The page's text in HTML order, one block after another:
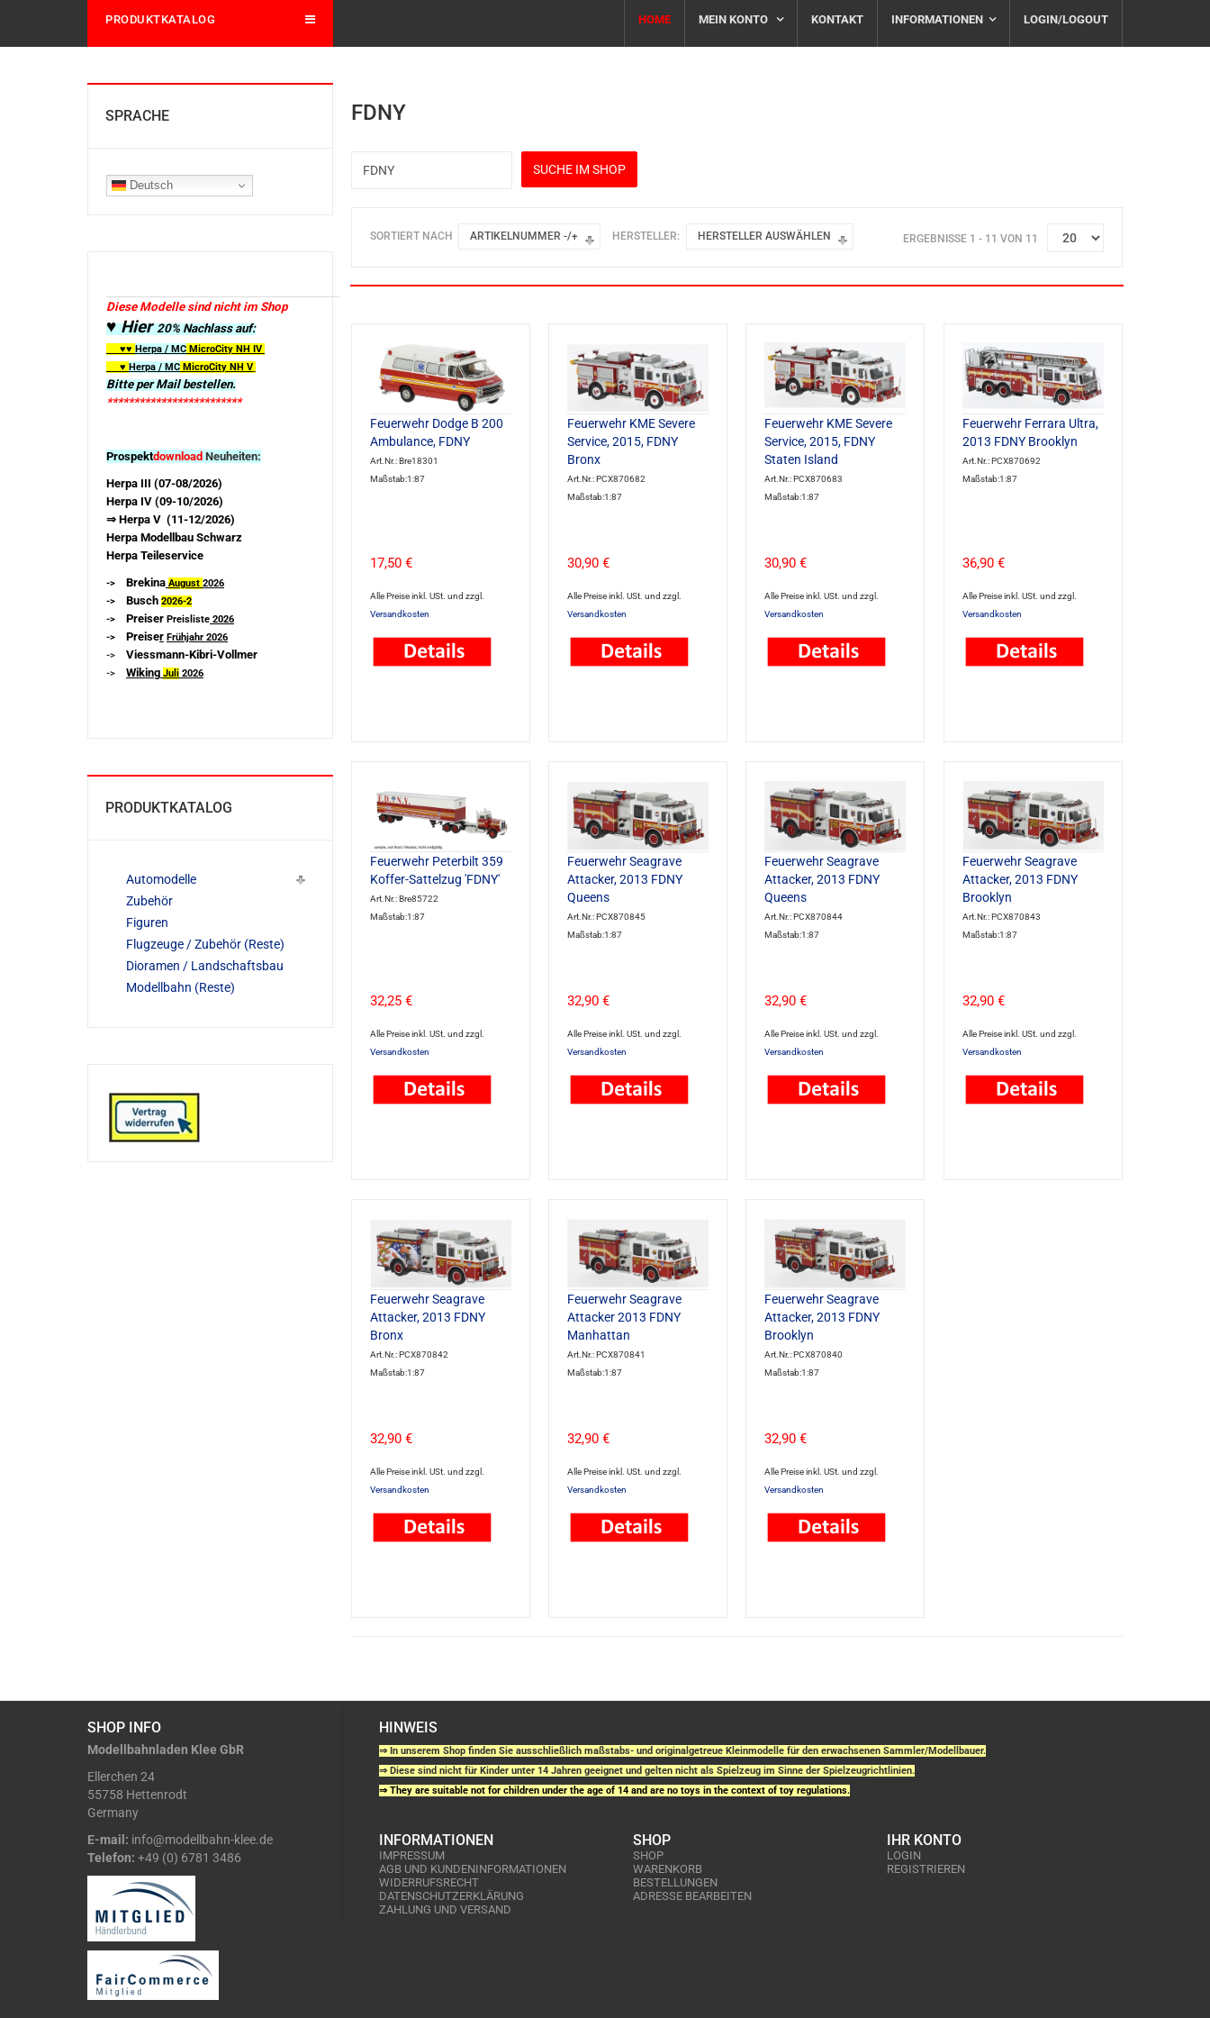
PRODUKTKATALOG HOME MEIN KONTO KONTAKT INFORMATIONEN LOGIN/LOGOUT
FDNY
SORTIERT NACH ARTIKELNUMMER -/+ HERSTELLER: HERSTELLER AUSWÄHLEN ERGEBNISSE 1 - 11 VON 11
Feuerwehr Dodge B 200
Ambulance, FDNY
Art.Nr.: Bre18301
Maßstab:1:87
17,50 €
Alle Preise inkl. USt. und zzgl.
Versandkosten
Feuerwehr KME Severe
Service, 2015, FDNY
Bronx
Art.Nr.: PCX870682
Maßstab:1:87
30,90 €
Alle Preise inkl. USt. und zzgl.
Versandkosten
Feuerwehr KME Severe
Service, 2015, FDNY
Staten Island
Art.Nr.: PCX870683
Maßstab:1:87
30,90 €
Alle Preise inkl. USt. und zzgl.
Versandkosten
Feuerwehr Ferrara Ultra,
2013 FDNY Brooklyn
Art.Nr.: PCX870692
Maßstab:1:87
36,90 €
Alle Preise inkl. USt. und zzgl.
Versandkosten
Feuerwehr Peterbilt 359
Koffer-Sattelzug 'FDNY'
Art.Nr.: Bre85722
Maßstab:1:87
32,25 €
Alle Preise inkl. USt. und zzgl.
Versandkosten
Feuerwehr Seagrave
Attacker, 2013 FDNY
Queens
Art.Nr.: PCX870845
Maßstab:1:87
32,90 €
Alle Preise inkl. USt. und zzgl.
Versandkosten
Feuerwehr Seagrave
Attacker, 2013 FDNY
Queens
Art.Nr.: PCX870844
Maßstab:1:87
32,90 €
Alle Preise inkl. USt. und zzgl.
Versandkosten
Feuerwehr Seagrave
Attacker, 2013 FDNY
Brooklyn
Art.Nr.: PCX870843
Maßstab:1:87
32,90 €
Alle Preise inkl. USt. und zzgl.
Versandkosten
Feuerwehr Seagrave
Attacker, 2013 FDNY
Bronx
Art.Nr.: PCX870842
Maßstab:1:87
32,90 €
Alle Preise inkl. USt. und zzgl.
Versandkosten
Feuerwehr Seagrave
Attacker 2013 FDNY
Manhattan
Art.Nr.: PCX870841
Maßstab:1:87
32,90 €
Alle Preise inkl. USt. und zzgl.
Versandkosten
Feuerwehr Seagrave
Attacker, 2013 FDNY
Brooklyn
Art.Nr.: PCX870840
Maßstab:1:87
32,90 €
Alle Preise inkl. USt. und zzgl.
Versandkosten
SPRACHE
Deutsch
Diese Modelle sind nicht im Shop
♥ Hier20% Nachlass auf:
♥♥ Herpa / MC MicroCity NH IV
♥ Herpa / MC MicroCity NH V
Bitte per Mail bestellen.
*************************
Prospektdownload Neuheiten:
Herpa III (07-08/2026)
Herpa IV (09-10/2026)
⇒ Herpa V (11-12/2026)
Herpa Modellbau Schwarz
Herpa Teileservice
-> Brekina August 2026
-> Busch 2026-2
-> Preiser Preisliste 2026
-> Preiser Frühjahr 2026
-> Viessmann-Kibri-Vollmer
-> Wiking Juli 2026
PRODUKTKATALOG
Automodelle
Zubehör
Figuren
Flugzeuge / Zubehör (Reste)
Dioramen / Landschaftsbau
Modellbahn (Reste)
SHOP INFO
Modellbahnladen Klee GbR
Ellerchen 24
55758 Hettenrodt
Germany
E-mail: info@modellbahn-klee.de
Telefon: +49 (0) 6781 3486
HINWEIS
⇒ In unserem Shop finden Sie ausschließlich maßstabs- und originalgetreue Kleinmodelle für den erwachsenen Sammler/Modellbauer.
⇒ Diese sind nicht für Kinder unter 14 Jahren geeignet und gelten nicht als Spielzeug im Sinne der Spielzeugrichtlinien.
⇒ They are suitable not for children under the age of 14 and are no toys in the context of toy regulations.
INFORMATIONEN
IMPRESSUM
AGB UND KUNDENINFORMATIONEN
WIDERRUFSRECHT
DATENSCHUTZERKLÄRUNG
ZAHLUNG UND VERSAND
SHOP
SHOP
WARENKORB
BESTELLUNGEN
ADRESSE BEARBEITEN
IHR KONTO
LOGIN
REGISTRIEREN